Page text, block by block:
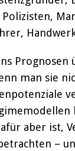
Prognosen
man sie
aber ist,
–